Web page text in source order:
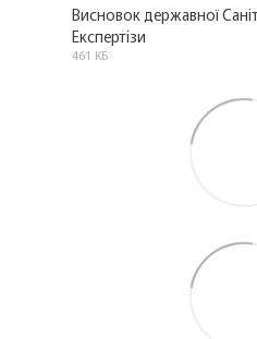
Висновок державної
Експертізи
461 КБ